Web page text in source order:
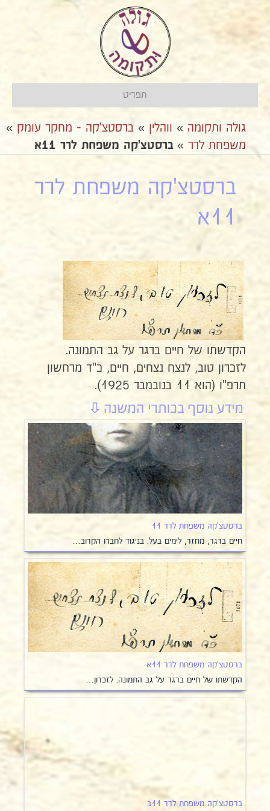
תפריט
גולה ותקומה » ווהלין » ברסטצ'קה - מחקר עומק »
משפחת לרר »ברסטצ'קה משפחת לרר 11א
ברסטצ'קה משפחת לרר
11א
הקדשתו של חיים ברגר על גב התמונה.
לזכרון טוב, לנצח נצחים, חיים, כ"ד מרחשון
תרפ"ו (הוא 11 בנובמבר 1925).
ברסטצ'קה משפחת לרר 11
חיים ברגר, מחזר, לימים בעל. בניגוד לחברו הקרוב…
ברסטצ'קה משפחת לרר 11א
הקדשתו של חיים ברגר על גב התמונה. לזכרון…
ברסטצ'קה משפחת לרר 11ב